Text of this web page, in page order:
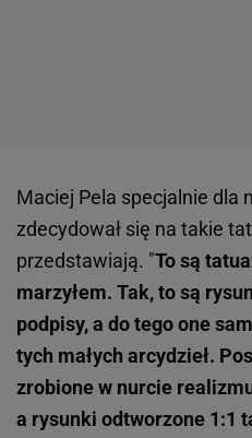
Maciej Pela specjalnie dla
zdecydował się na takie
przedstawiają. "To są
marzyłem. Tak, to są
podpisy, a do tego one
tych małych arcydzieł.
zrobione w nurcie
a rysunki odtworzone 1:1